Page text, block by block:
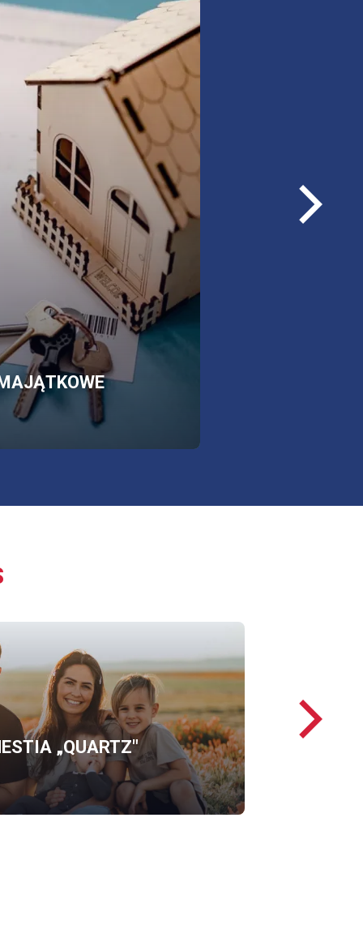
nieruchomości i
od nieprzewidzianych
również
w budowie i pod kredyt
zalanie, powódź.
SKLEP
OTWORZY
SIĘ
NOWEJ
KARCIE
loga
„QUARTZ"
OFERTĘ
loga